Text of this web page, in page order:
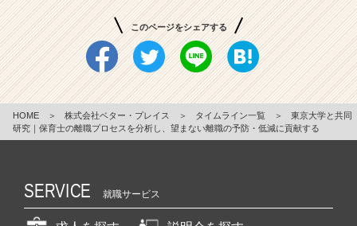
このページをシェアする
HOME ＞ 株式会社ベター・プレイス ＞ タイムライン一覧 ＞
東京大学と共同
研究｜保育士の離職プロセスを分析し、望まない離職の予防・低減に貢献する
SERVICE 就職サービス